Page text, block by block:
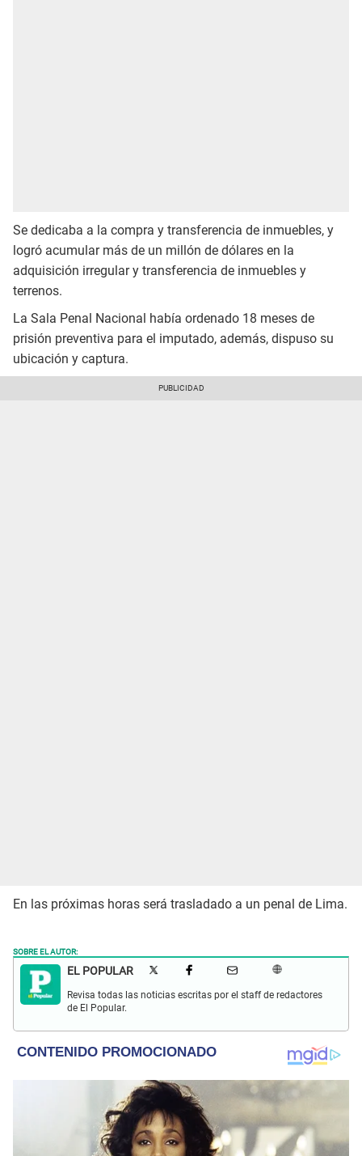
Se dedicaba a la compra y transferencia de inmuebles, y
logró acumular más de un millón de dólares en la
adquisición irregular y transferencia de inmuebles y
terrenos.
La Sala Penal Nacional había ordenado 18 meses de
prisión preventiva para el imputado, además, dispuso su
ubicación y captura.
En las próximas horas será trasladado a un penal de Lima.
SOBRE EL AUTOR:
EL POPULAR
Revisa todas las noticias escritas por el staff de redactores
de El Popular.